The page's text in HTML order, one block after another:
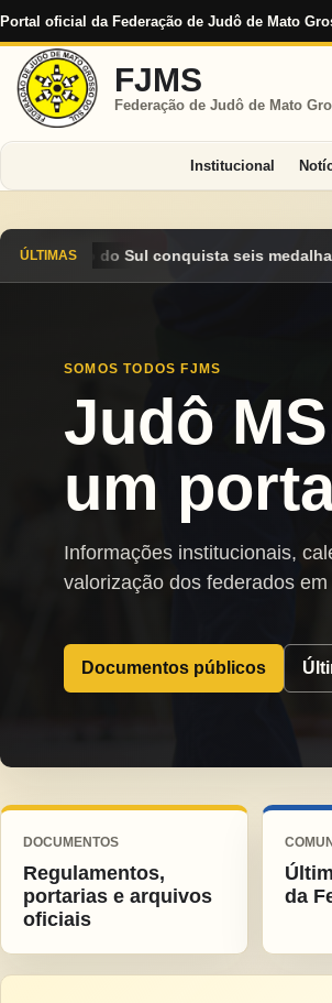
Portal oficial da Federação de Judô de Mato
FJMS
Federação de Judô de Mato
Institucional
ÚLTIMASe encerra Campeonato Brasileiro
SOMOS TODOS FJMS
Judô
um
Informações institucionais,
valorização dos federados
Documentos públicos
DOCUMENTOS
Regulamentos,
portarias e arquivos
oficiais
da